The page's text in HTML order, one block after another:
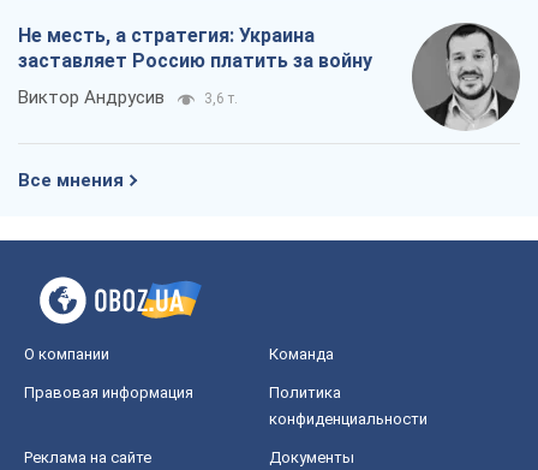
Не месть, а стратегия: Украина
заставляет Россию платить за войну
Виктор Андрусив 3,6 т.
Все мнения
О компании Команда
Правовая информация
Политика
конфиденциальности
Реклама на сайте Документы